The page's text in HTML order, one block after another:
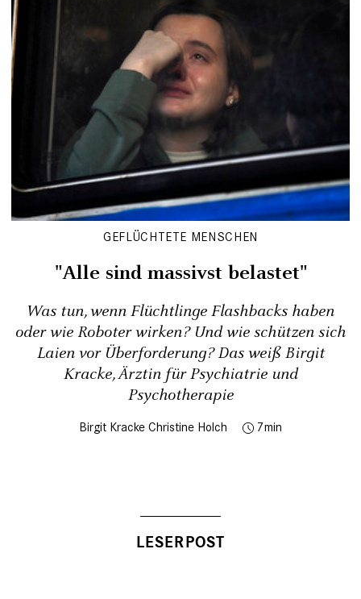
GEFLÜCHTETE MENSCHEN
"Alle sind massivst belastet"
Was tun, wenn Flüchtlinge Flashbacks haben
oder wie Roboter wirken? Und wie schützen sich
Laien vor Überforderung? Das weiß Birgit
Kracke, Ärztin für Psychiatrie und
Psychotherapie
Birgit Kracke Christine Holch 7